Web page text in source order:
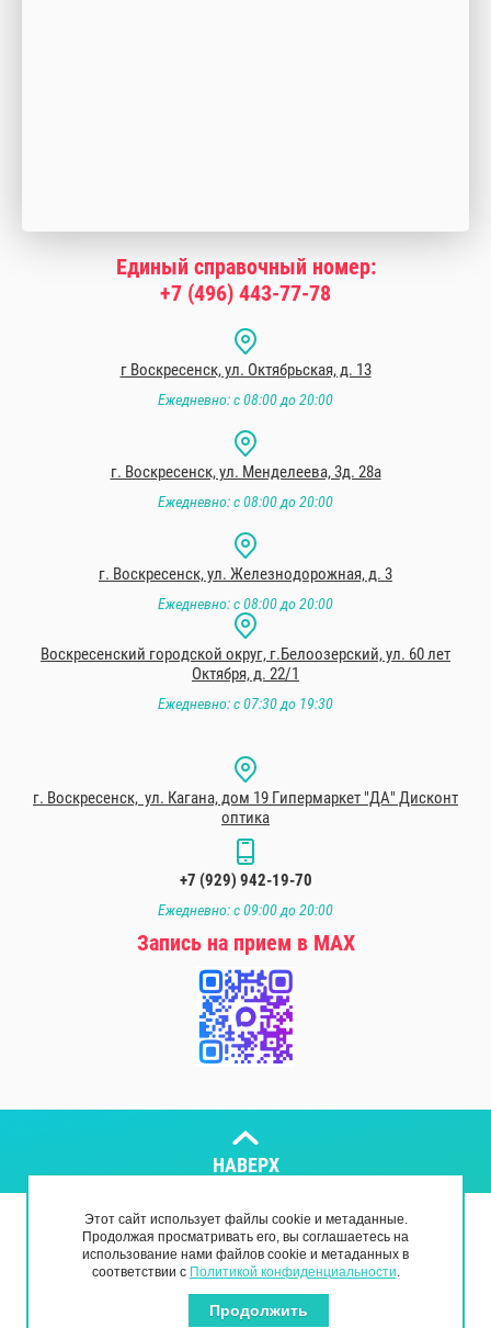
Единый справочный номер:
+7 (496) 443-77-78
г Воскресенск, ул. Октябрьская, д. 13
Ежедневно: с 08:00 до 20:00
г. Воскресенск, ул. Менделеева, 3д. 28а
Ежедневно: с 08:00 до 20:00
г. Воскресенск, ул. Железнодорожная, д. 3
Ежедневно: с 08:00 до 20:00
Воскресенский городской округ, г.Белоозерский, ул. 60 лет
Октября, д. 22/1
Ежедневно: с 07:30 до 19:30
г. Воскресенск, ул. Кагана, дом 19 Гипермаркет "ДА" Дисконт
оптика
+7 (929) 942-19-70
Ежедневно: с 09:00 до 20:00
Запись на прием в МАХ
НАВЕРХ
Copyright © 2018 - 2026
Политика конфиденциальности
Мегагрупп.ру
Этот сайт использует файлы cookie и метаданные.
Продолжая просматривать его, вы соглашаетесь на
использование нами файлов cookie и метаданных в
соответствии с Политикой конфиденциальности.
Продолжить